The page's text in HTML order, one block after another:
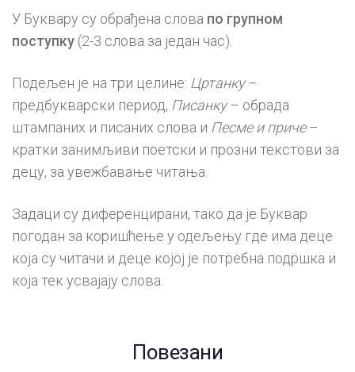
количина
У Буквару су обрађена слова по групном
поступку (2-3 слова за један час).
Подељен је на три целине: Цртанку–
предбукварски период, Писанку– обрада
штампаних и писаних слова и Песме и приче–
кратки занимљиви поетски и прозни текстови за
децу, за увежбавање читања.
Задаци су диференцирани, тако да је Буквар
погодан за коришћење у одељењу где има деце
која су читачи и деце којој је потребна подршка и
која тек усвајају слова.
Повезани